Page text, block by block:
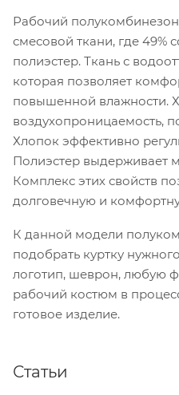
Рабочий полукомбинезон
смесовой ткани, где 49%
полиэстер. Ткань с
которая позволяет
повышенной влажности.
воздухопроницаемость,
Хлопок эффективно
Полиэстер выдерживает
Комплекс этих свойств
долговечную и
К данной модели
подобрать куртку
логотип, шеврон, любую
рабочий костюм в
готовое изделие.
Статьи